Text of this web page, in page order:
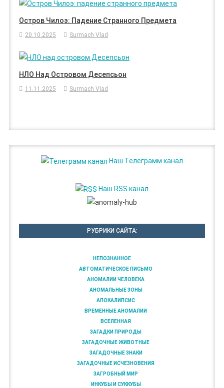
Остров Чилоэ: Падение Странного Предмета
20.10.2025 Surmach Vlad
НЛО Над Островом Десепсьон
11.11.2025 Surmach Vlad
Наш Телеграмм канал
Наш RSS канал
РУБРИКИ САЙТА:
НЕПОЗНАННОЕ
АВТОМАТИЧЕСКОЕ ПИСЬМО
АНОМАЛИИ ЧЕЛОВЕКА
АНОМАЛЬНЫЕ ЗОНЫ
АПОКАЛИПСИС
ВРЕМЕННЫЕ АНОМАЛИИ
ВСЕЛЕННАЯ
ЗАГАДКИ ПРИРОДЫ
ЗАГАДОЧНЫЕ ЖИВОТНЫЕ
ЗАГАДОЧНЫЕ ЗНАКИ
ЗАГАДОЧНЫЕ ИСЧЕЗНОВЕНИЯ
ЗАГРОБНЫЙ МИР
ИНКУБЫ И СУККУБЫ